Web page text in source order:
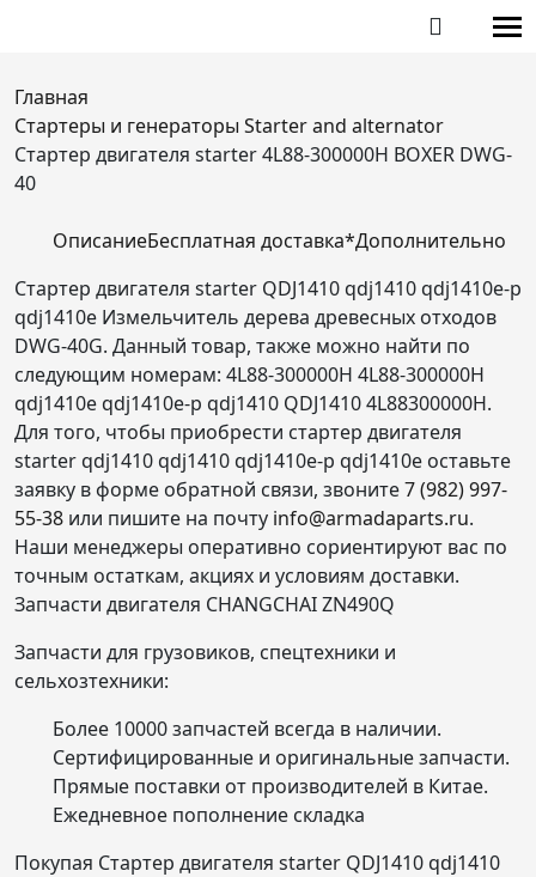
Главная
Стартеры и генераторы Starter and alternator
Стартер двигателя starter 4L88-300000H BOXER DWG-
40
ОписаниеБесплатная доставка*Дополнительно
Стартер двигателя starter QDJ1410 qdj1410 qdj1410e-p
qdj1410e Измельчитель дерева древесных отходов
DWG-40G. Данный товар, также можно найти по
следующим номерам: 4L88-300000H 4L88-300000H
qdj1410e qdj1410e-p qdj1410 QDJ1410 4L88300000H.
Для того, чтобы приобрести стартер двигателя
starter qdj1410 qdj1410 qdj1410e-p qdj1410e оставьте
заявку в форме обратной связи, звоните7 (982) 997-
55-38 или пишите на почту info@armadaparts.ru.
Наши менеджеры оперативно сориентируют вас по
точным остаткам, акциях и условиям доставки.
Запчасти двигателя CHANGCHAI ZN490Q
Запчасти для грузовиков, спецтехники и
сельхозтехники:
Более 10000 запчастей всегда в наличии.
Сертифицированные и оригинальные запчасти.
Прямые поставки от производителей в Китае.
Ежедневное пополнение складка
Покупая Стартер двигателя starter QDJ1410 qdj1410